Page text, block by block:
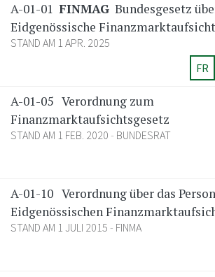
A-01-01 FINMAG Bundesgesetz
Eidgenössische Finanzmarktaufsicht
STAND AM 1 APR. 2025
FR
A-01-05 Verordnung zum
Finanzmarktaufsichtsgesetz
STAND AM 1 FEB. 2020
BUNDESRAT
A-01-10 Verordnung über das
Eidgenössischen
STAND AM 1 JULI 2015
FINMA